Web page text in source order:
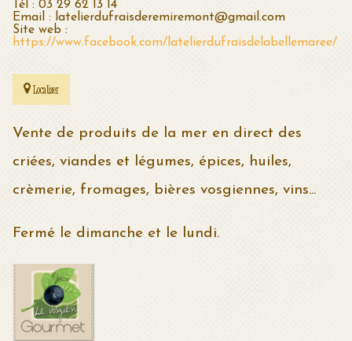
Tél : 03 29 62 13 14
Email : latelierdufraisderemiremont@gmail.com
Site web :
https://www.facebook.com/latelierdufraisdelabellemaree/
Localiser
Vente de produits de la mer en direct des
criées, viandes et légumes, épices, huiles,
crèmerie, fromages, bières vosgiennes, vins...
Fermé le dimanche et le lundi.